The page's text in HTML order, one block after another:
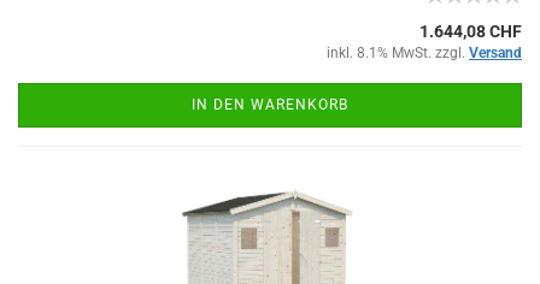
1.644,08 CHF
inkl. 8.1% MwSt. zzgl. Versand
IN DEN WARENKORB